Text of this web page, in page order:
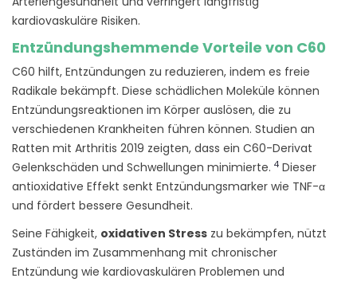
kardiovaskuläre Risiken.
Entzündungshemmende Vorteile von C60
C60 hilft, Entzündungen zu reduzieren, indem es freie
Radikale bekämpft. Diese schädlichen Moleküle können
Entzündungsreaktionen im Körper auslösen, die zu
verschiedenen Krankheiten führen können. Studien an
Ratten mit Arthritis 2019 zeigten, dass ein C60-Derivat
Gelenkschäden und Schwellungen minimierte. 4 Dieser
antioxidative Effekt senkt Entzündungsmarker wie TNF-α
und fördert bessere Gesundheit.
Seine Fähigkeit, oxidativen Stress zu bekämpfen, nützt
Zuständen im Zusammenhang mit chronischer
Entzündung wie kardiovaskulären Problemen und